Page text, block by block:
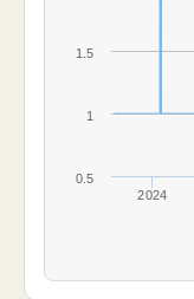
2024
0.5
1
1.5